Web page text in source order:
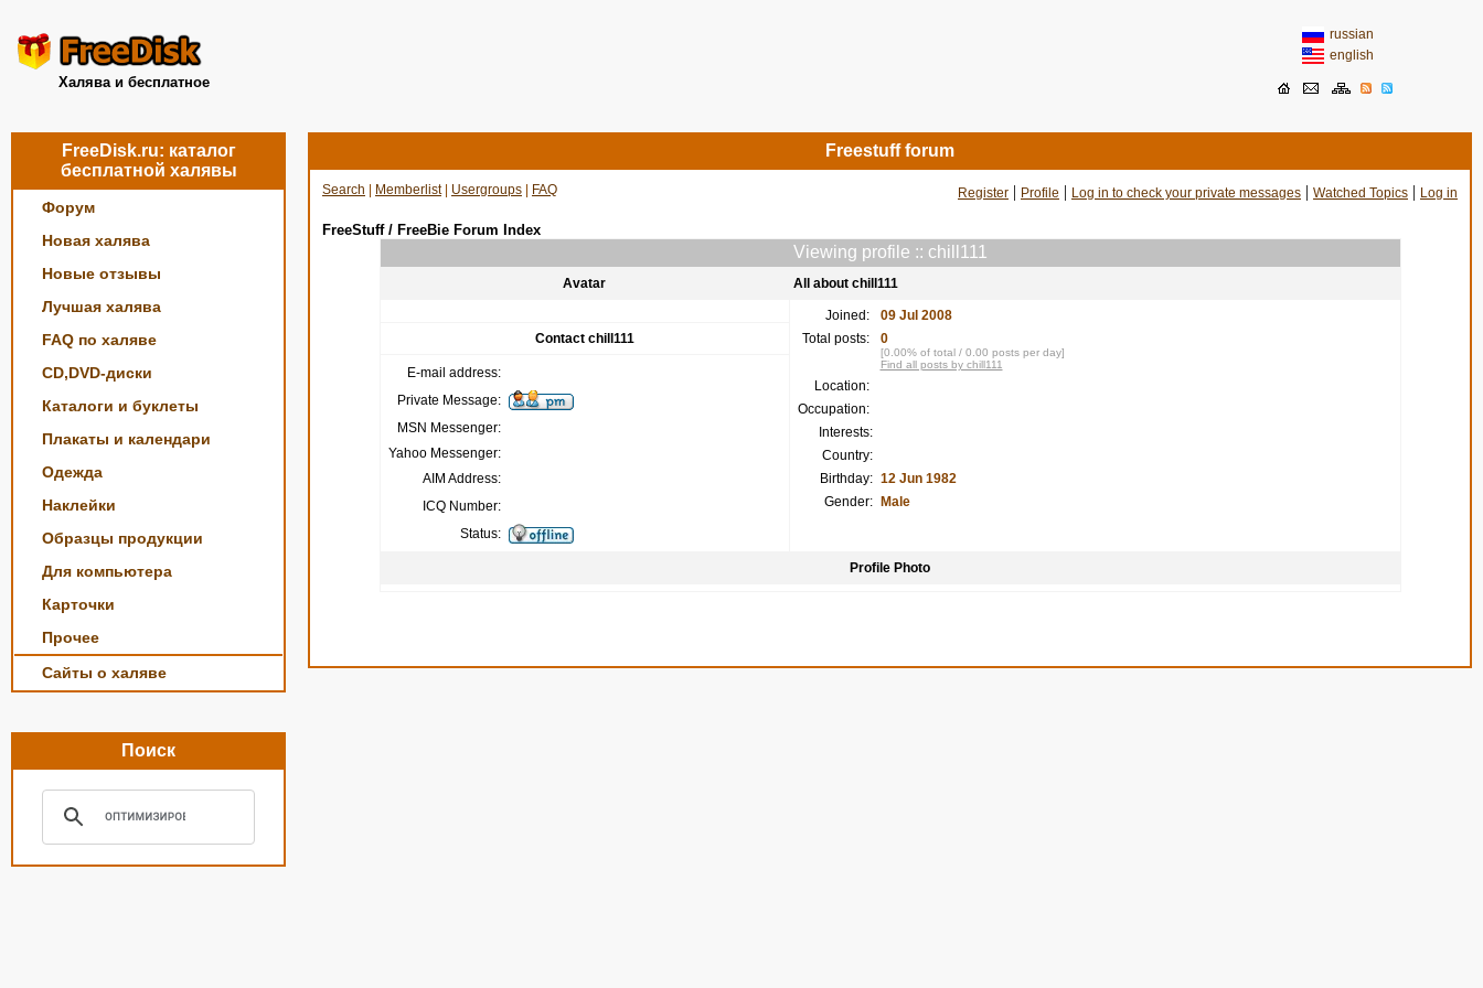
Халява и бесплатное
russian
english
FreeDisk.ru: каталог
бесплатной халявы
Форум
Новая халява
Новые отзывы
Лучшая халява
FAQ по халяве
CD,DVD-диски
Каталоги и буклеты
Плакаты и календари
Одежда
Наклейки
Образцы продукции
Для компьютера
Карточки
Прочее
Сайты о халяве
Поиск
Freestuff forum
Search Memberlist| Usergroups FAQ Register | Profile | Log in to check your private messages | Watched Topics | Log in
FreeStuff / FreeBie Forum Index
Viewing profile :: chill111
Avatar All about chill111
Joined:
09 Jul 2008
Total posts:
0
[0.00% of total / 0.00 posts per day]
Find all posts by chill111
Location:
Occupation:
Interests:
Country:
Birthday: 12 Jun 1982
Gender:
Male
Contact chill111
E-mail address:
Private Message:
MSN Messenger:
Yahoo Messenger:
AIM Address:
ICQ Number:
Status:
Profile Photo